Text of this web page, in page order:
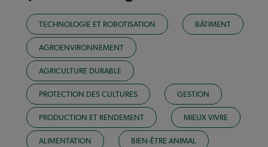
TECHNOLOGIE ET ROBOTISATION BÂTIMENT
AGROENVIRONNEMENT
AGRICULTURE DURABLE
PROTECTION DES CULTURES GESTION
PRODUCTION ET RENDEMENT MIEUX VIVRE
ALIMENTATION BIEN-ÊTRE ANIMAL